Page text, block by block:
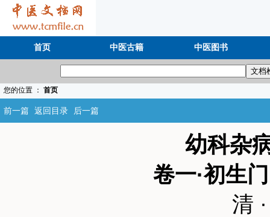
首页 中医古籍 中医图书
您的位置 ： 首页
前一篇 返回目录 后一篇
幼科杂
卷一·初生
清